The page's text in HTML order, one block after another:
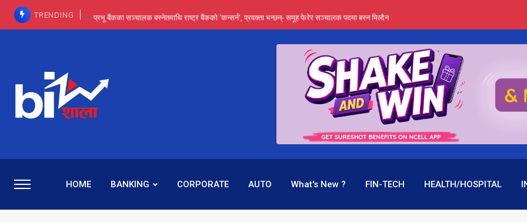
TRENDING प्रभू बैंकका सञ्चालक बस्नेतमाथि राष्ट्र बैंकको ‘कन्सर्न’, प्रवक्ता भन्छन्- समूह फेरेर सञ्चालक पदमा बस्न मिल्दैन
प्रभू बैंकमा सेञ्चुरीबाट आएका कर्मचारीमाथि हदैसम्मको विभेदः एउटै पदमा दुई थरि तलब, वर्षमै ९२ हजार घाटा !
कमाइमा गरिमाको दमदार छलाङ, सेयरधनीलाई २० प्रतिशत लाभांश दिने क्षमता
प्रभु बैंकमा रमिता : सर्वसाधारणबाट छिरेका बस्नेत संस्थापक बनेर निरन्तर, राष्ट्र बैंक किन मौन ?
HOME BANKING CORPORATE AUTO What's New ? FIN-TECH HEALTH/HOSPITAL